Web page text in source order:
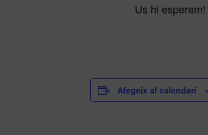
Us hi esperem!
Afegeix al calendari